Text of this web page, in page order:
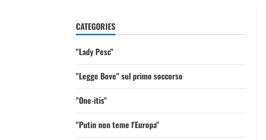
CATEGORIES
"Lady Pesc"
"Legge Bove" sul primo soccorso
"One-itis"
"Putin non teme l'Europa"